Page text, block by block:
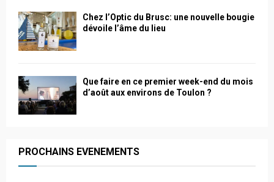
Chez l’Optic du Brusc: une nouvelle bougie
dévoile l’âme du lieu
Que faire en ce premier week-end du mois
d’août aux environs de Toulon ?
PROCHAINS EVENEMENTS